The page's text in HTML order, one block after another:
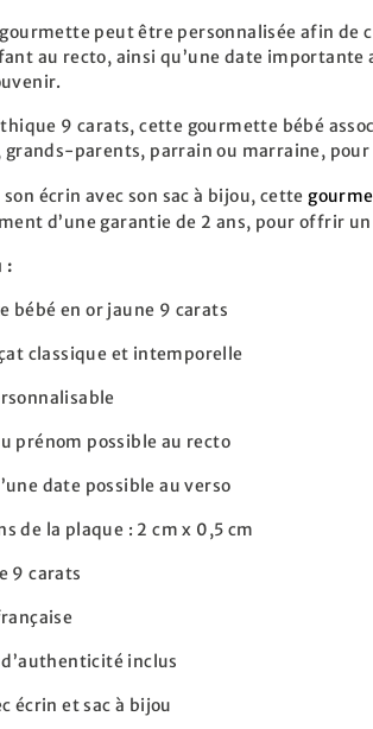
peut être personnalisée afin de
au recto, ainsi qu’une date
9 carats, cette gourmette bébé
grands-parents, parrain ou marraine,
son écrin avec son sac à bijou, cette
d’une garantie de 2 ans, pour offrir
:
bébé en or jaune 9 carats
classique et intemporelle
prénom possible au recto
date possible au verso
de la plaque : 2 cm x 0,5 cm
9 carats
inclus
écrin et sac à bijou